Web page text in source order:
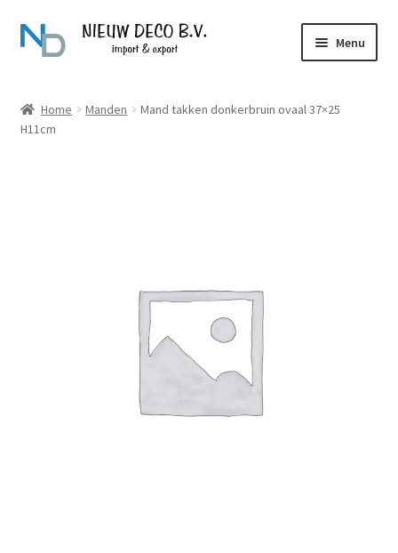
Ga
door
navigatie
Ga
naar
inhoud
Menu
Producten
Home Manden
Mand takken donkerbruin ovaal 37×25
H11cm